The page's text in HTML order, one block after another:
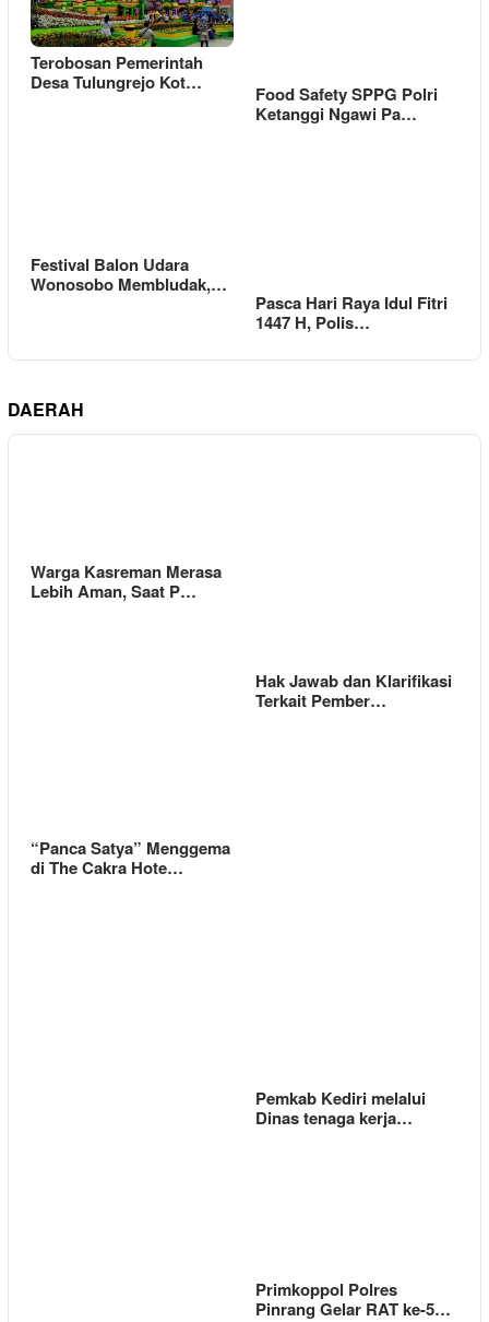
Terobosan Pemerintah
Desa Tulungrejo Kot…
Food Safety SPPG Polri
Ketanggi Ngawi Pa…
Festival Balon Udara
Wonosobo Membludak,…
Pasca Hari Raya Idul Fitri
1447 H, Polis…
DAERAH
Warga Kasreman Merasa
Lebih Aman, Saat P…
Hak Jawab dan Klarifikasi
Terkait Pember…
“Panca Satya” Menggema
di The Cakra Hote…
Pemkab Kediri melalui
Dinas tenaga kerja…
Primkoppol Polres
Pinrang Gelar RAT ke-5…